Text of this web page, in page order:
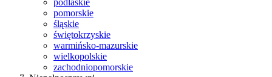
podlaskie
pomorskie
śląskie
świętokrzyskie
warmińsko-mazurskie
wielkopolskie
zachodniopomorskie